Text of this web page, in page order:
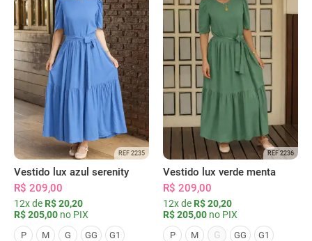
REF 2235
Vestido lux azul serenity
R$ 209,00
12x de R$ 20,20
R$ 205,00 no PIX
P M G GG G1
REF 2236
Vestido lux verde menta
R$ 209,00
12x de R$ 20,20
R$ 205,00 no PIX
P M G GG G1